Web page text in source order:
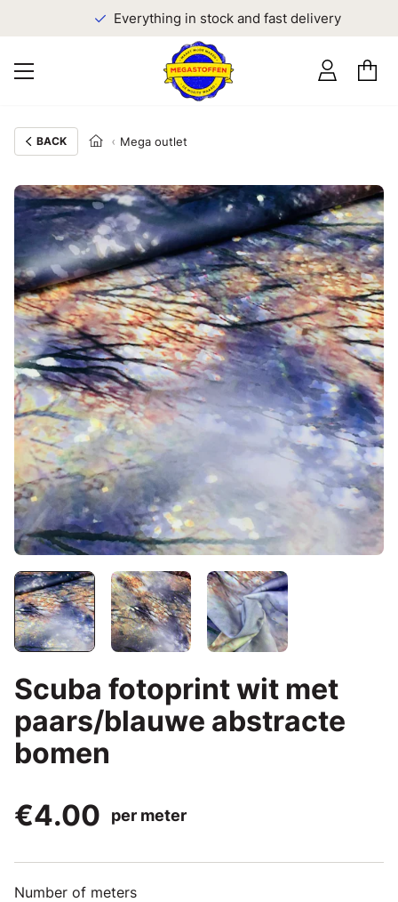
Everything in stock and fast delivery
BACK Mega outlet
Scuba fotoprint wit met
paars/blauwe abstracte
bomen
€4.00
per meter
Number of meters